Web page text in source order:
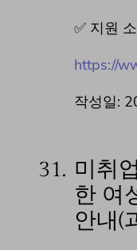
✅ 지원
https://
작성일:
31. 미취
한 여
안내(